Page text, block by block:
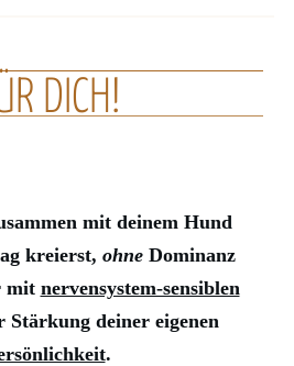
DICH!
mit deinem Hund
kreierst, ohne Dominanz
mit nervensystem-sensiblen
Stärkung deiner eigenen
.